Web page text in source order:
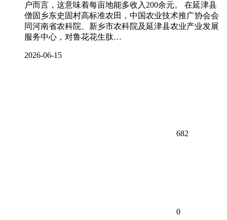
户而言，这意味着每亩地能多收入200余元。 在延津县
僧固乡东史固村高标准农田，中国农业技术推广协会会
同河南省农科院、新乡市农科院及延津县农业产业发展
服务中心，对鲁花花生肽…
2026-06-15
682
0